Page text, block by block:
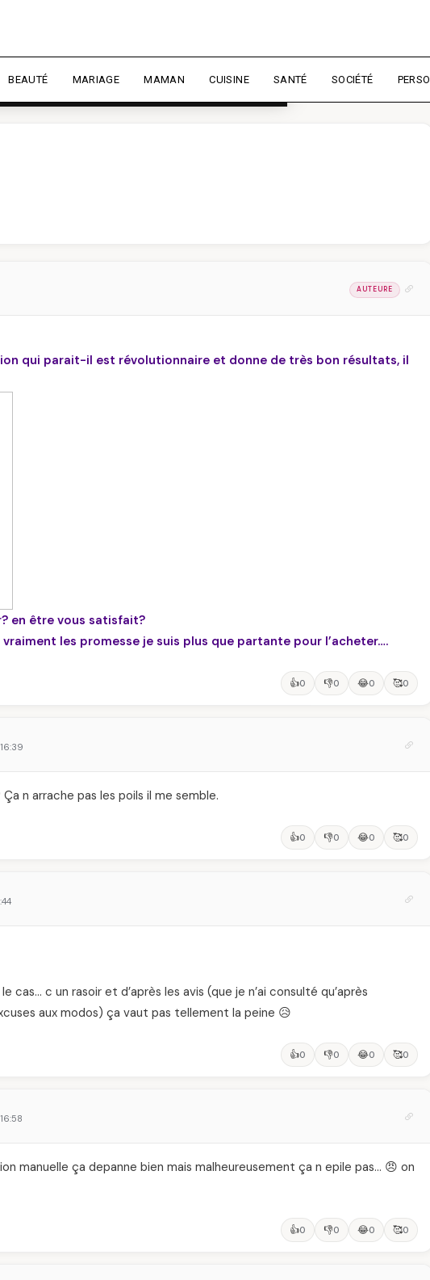
expérience et mesurer l'audience.
Personnaliser
BEAUTÉ MARIAGE MAMAN CUISINE SANTÉ SOCIÉTÉ PERSO
AUTEURE
qui parait-il est révolutionnaire et donne de très bon résultats, il
en être vous satisfait?
les promesse je suis plus que partante pour l’acheter….
👍0 👎0 😂0 🥰0
n arrache pas les poils il me semble.
👍0 👎0 😂0 🥰0
cas… c un rasoir et d’après les avis (que je n’ai consulté qu’après
aux modos) ça vaut pas tellement la peine 😥
👍0 👎0 😂0 🥰0
manuelle ça depanne bien mais malheureusement ça n epile pas… 😠 on
👍0 👎0 😂0 🥰0